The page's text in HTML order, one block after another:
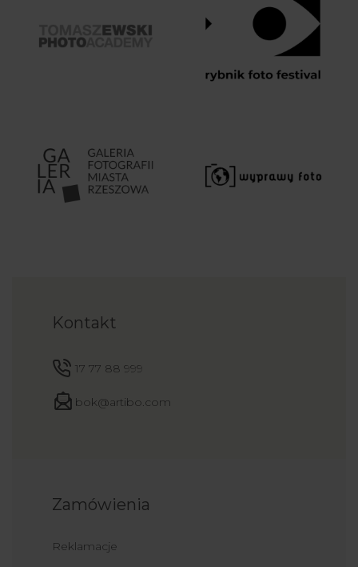
Zamówienia
Reklamacje
Kontakt
17 77 88 999
bok@artibo.com